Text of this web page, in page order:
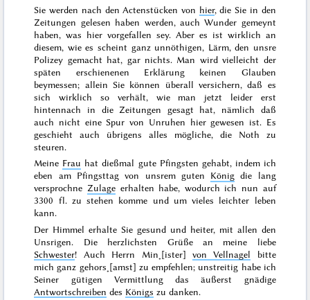
Sie werden nach den Actenstücken von hier, die Sie in den
Zeitungen gelesen haben werden, auch Wunder gemeynt
haben, was hier vorgefallen sey. Aber es ist wirklich an
diesem, wie es scheint ganz unnöthigen, Lärm, den unsre
Polizey gemacht hat, gar nichts. Man wird vielleicht der
späten erschienenen Erklärung keinen Glauben
beymessen; allein Sie können überall versichern, daß es
sich wirklich so verhält, wie man jetzt leider erst
hintennach in die Zeitungen gesagt hat, nämlich daß
auch nicht eine Spur von Unruhen hier gewesen ist. Es
geschieht auch übrigens alles mögliche, die Noth zu
steuren.
Meine Frau hat dießmal gute Pfingsten gehabt, indem ich
eben am Pfingsttagvon unsrem guten König die lang
versprochne Zulageerhalten habe, wodurch ich nun auf
3300 fl. zu stehen komme und um vieles leichter leben
kann.
Der Himmel erhalte Sie gesund und heiter, mit allen den
Unsrigen. Die herzlichsten Grüße an meine liebe
Schwester! Auch Herrn Min˖[ister] von Vellnagel bitte
mich ganz gehors˖[amst] zu empfehlen; unstreitig habe ich
Seiner gütigen Vermittlung das äußerst gnädige
Antwortschreiben des Königs zu danken.